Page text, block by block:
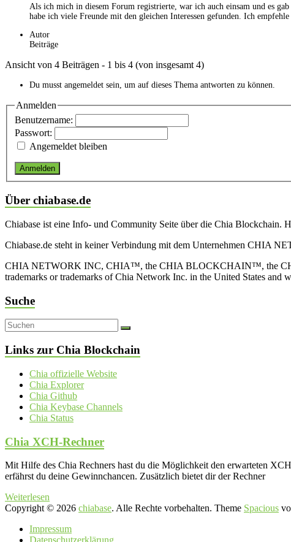
Als ich mich in diesem Forum registrierte, war ich auch einsam und es
habe ich viele Freunde mit den gleichen Interessen gefunden. Ich empfehle
Autor
Beiträge
Ansicht von 4 Beiträgen - 1 bis 4 (von insgesamt 4)
Du musst angemeldet sein, um auf dieses Thema antworten zu können.
Anmelden
Benutzername:
Passwort:
Angemeldet bleiben
Anmelden
Über chiabase.de
Chiabase ist eine Info- und Community Seite über die Chia
Chiabase.de steht in keiner Verbindung mit dem Unternehmen CHIA
CHIA NETWORK INC, CHIA™, the CHIA BLOCKCHAIN™, the
trademarks or trademarks of Chia Network Inc. in the United States and
Suche
Links zur Chia Blockchain
Chia offizielle Website
Chia Explorer
Chia Github
Chia Keybase Channels
Chia Status
Chia XCH-Rechner
Mit Hilfe des Chia Rechners hast du die Möglichkeit den erwarteten
erfährst du deine Gewinnchancen. Zusätzlich bietet dir der Rechner
Weiterlesen
Copyright © 2026 chiabase. Alle Rechte vorbehalten. Theme Spacious
Impressum